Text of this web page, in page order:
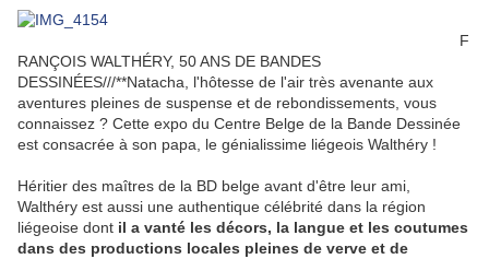
F
RANÇOIS WALTHÉRY, 50 ANS DE BANDES
DESSINÉES///**Natacha, l'hôtesse de l'air très avenante aux
aventures pleines de suspense et de rebondissements, vous
connaissez ? Cette expo du Centre Belge de la Bande Dessinée
est consacrée à son papa, le génialissime liégeois Walthéry !
Héritier des maîtres de la BD belge avant d'être leur ami,
Walthéry est aussi une authentique célébrité dans la région
liégeoise dont il a vanté les décors, la langue et les coutumes
dans des productions locales pleines de verve et de